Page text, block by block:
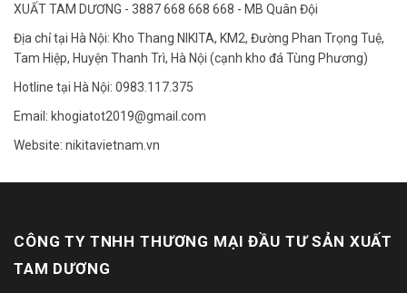
XUẤT TAM DƯƠNG - 3887 668 668 668 - MB Quân Đội
Địa chỉ tại Hà Nội: Kho Thang NIKITA, KM2, Đường Phan Trọng Tuệ,
Tam Hiệp, Huyện Thanh Trì, Hà Nội (cạnh kho đá Tùng Phương)
Hotline tại Hà Nội: 0983.117.375
Email: khogiatot2019@gmail.com
Website: nikitavietnam.vn
CÔNG TY TNHH THƯƠNG MẠI ĐẦU TƯ SẢN XUẤT
TAM DƯƠNG